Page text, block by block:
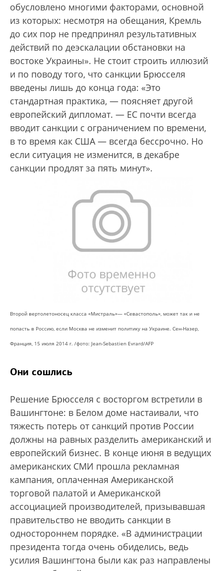
обусловлено многими факторами, основной
из которых: несмотря на обещания, Кремль
до сих пор не предпринял результативных
действий по деэскалации обстановки на
востоке Украины». Не стоит строить иллюзий
и по поводу того, что санкции Брюсселя
введены лишь до конца года: «Это
стандартная практика, — поясняет другой
европейский дипломат. — ЕС почти всегда
вводит санкции с ограничением по времени,
в то время как США — всегда бессрочно. Но
если ситуация не изменится, в декабре
санкции продлят за пять минут».
Второй вертолетоносец класса «Мистраль»— «Севастополь», может так и не
попасть в Россию, если Москва не изменит политику на Украине. Сен-Назер,
Франция, 15 июля 2014 г. /фото: Jean-Sebastien Evrard/AFP
Они сошлись
Решение Брюсселя с восторгом встретили в
Вашингтоне: в Белом доме настаивали, что
тяжесть потерь от санкций против России
должны на равных разделить американский и
европейский бизнес. В конце июня в ведущих
американских СМИ прошла рекламная
кампания, оплаченная Американской
торговой палатой и Американской
ассоциацией производителей, призывавшая
правительство не вводить санкции в
одностороннем порядке. «В администрации
президента тогда очень обиделись, ведь
усилия Вашингтона были как раз направлены